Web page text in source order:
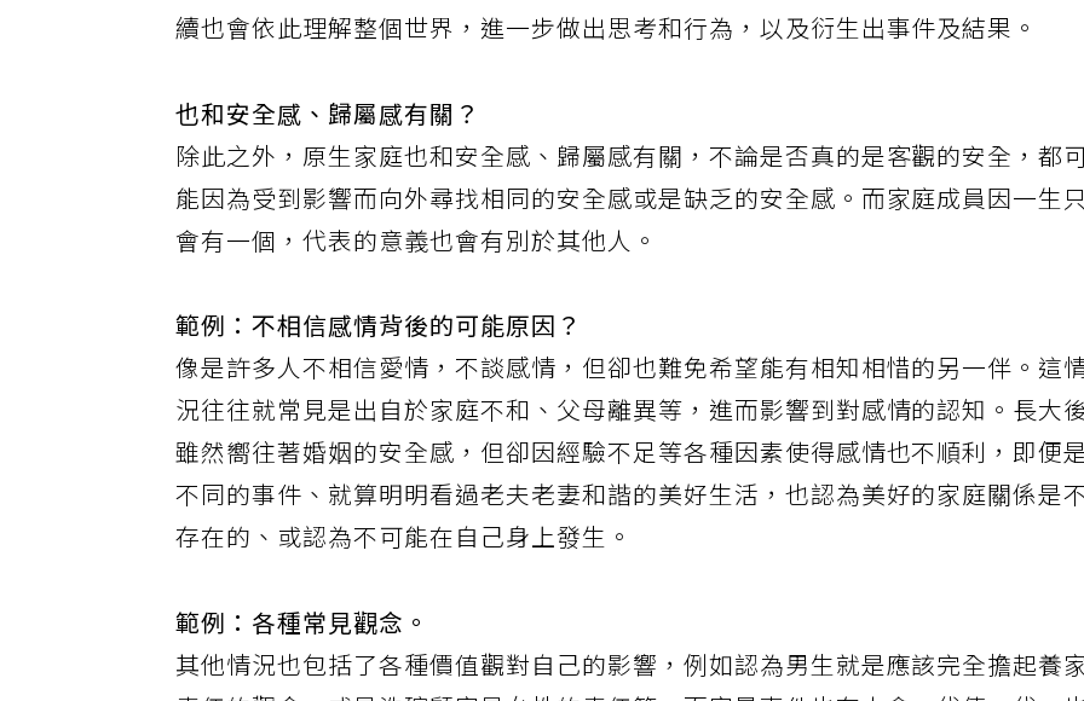
續也會依此理解整個世界，進一步做出思考和行為，以及衍生出事件及結果。
也和安全感、歸屬感有關？
除此之外，原生家庭也和安全感、歸屬感有關，不論是否真的是客觀的安全，都可
能因為受到影響而向外尋找相同的安全感或是缺乏的安全感。而家庭成員因一生只
會有一個，代表的意義也會有別於其他人。
範例：不相信感情背後的可能原因？
像是許多人不相信愛情，不談感情，但卻也難免希望能有相知相惜的另一伴。這
況往往就常見是出自於家庭不和、父母離異等，進而影響到對感情的認知。長大
雖然嚮往著婚姻的安全感，但卻因經驗不足等各種因素使得感情也不順利，即便
不同的事件、就算明明看過老夫老妻和諧的美好生活，也認為美好的家庭關係是
存在的、或認為不可能在自己身上發生。
範例：各種常見觀念。
其他情況也包括了各種價值觀對自己的影響，例如認為男生就是應該完全擔起養